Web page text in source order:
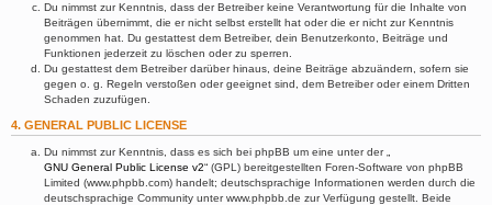
Du nimmst zur Kenntnis, dass der Betreiber keine Verantwortung für die Inhalte von
Beiträgen übernimmt, die er nicht selbst erstellt hat oder die er nicht zur Kenntnis
genommen hat. Du gestattest dem Betreiber, dein Benutzerkonto, Beiträge und
Funktionen jederzeit zu löschen oder zu sperren.
Du gestattest dem Betreiber darüber hinaus, deine Beiträge abzuändern, sofern sie
gegen o. g. Regeln verstoßen oder geeignet sind, dem Betreiber oder einem Dritten
Schaden zuzufügen.
4. GENERAL PUBLIC LICENSE
Du nimmst zur Kenntnis, dass es sich bei phpBB um eine unter der „
GNU General Public License v2“ (GPL) bereitgestellten Foren-Software von phpBB
Limited (www.phpbb.com) handelt; deutschsprachige Informationen werden durch die
deutschsprachige Community unter www.phpbb.de zur Verfügung gestellt. Beide